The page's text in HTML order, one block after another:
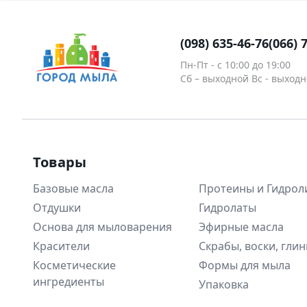
Наборы
(098) 635-46-76(066)
Пн-Пт - c 10:00 до 19:00
Сб – выходной Вс -
Товары
Базовые масла
Отдушки
Основа для мыловарения
Красители
Косметические
ингредиенты
Протеины и
Гидролаты
Эфирные масла
Скрабы, воски,
Формы для мыла
Упаковка